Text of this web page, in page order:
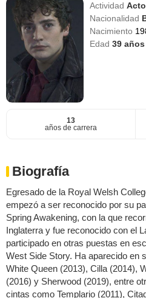
Actividad
Nacionalidad
Nacimiento
Edad39 años
13
años de carrera
Biografía
Egresado de la Royal Welsh
empezó a ser reconocido por su
Spring Awakening, con la que
Inglaterra y fue reconocido con el
participado en otras puestas en
West Side Story. Ha aparecido en
White Queen (2013), Cilla (2014),
(2016) y Sherwood (2019), entre
cintas como Templario (2011),